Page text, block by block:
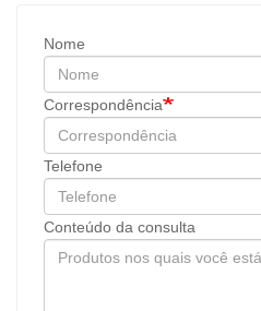
Nome
Correspondência
Telefone
Conteúdo da consulta